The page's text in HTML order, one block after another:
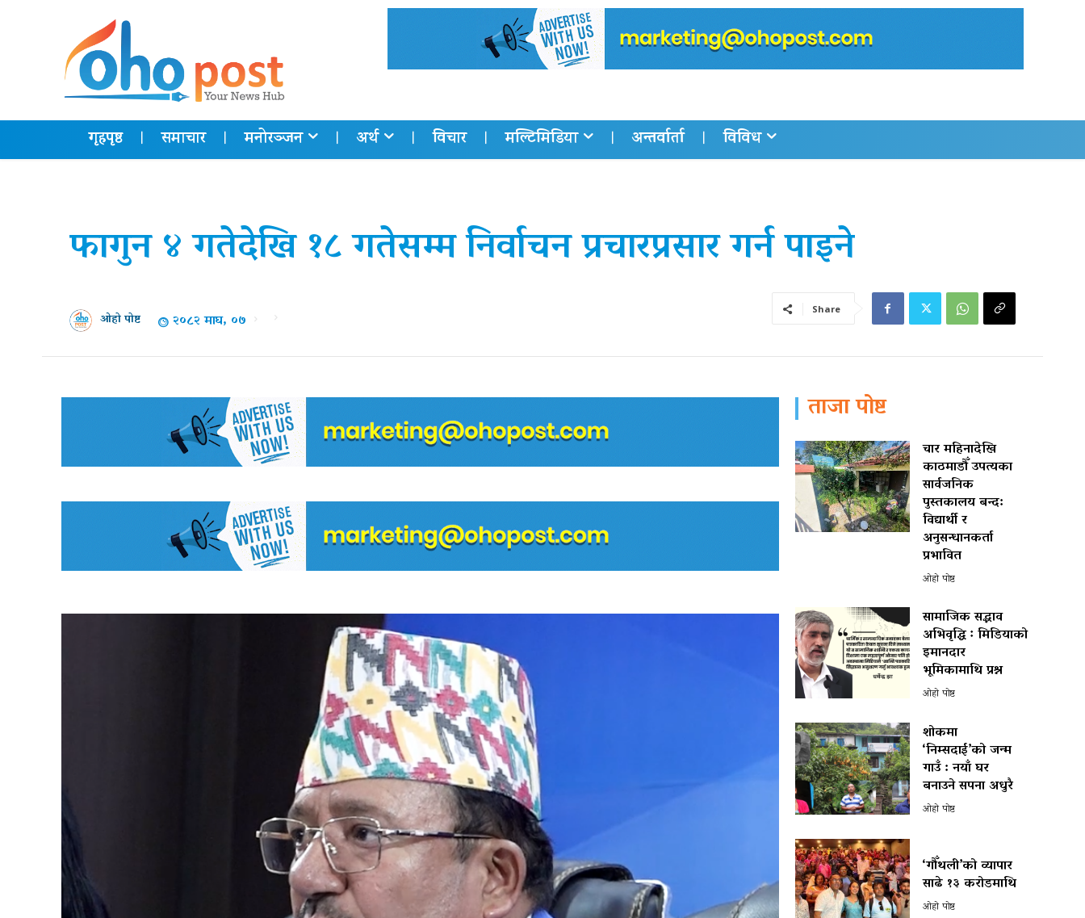
गृहपृष्ठ समाचार मनोरञ्जन अर्थ विचार मल्टिमिडिया अन्तर्वार्ता विविध
फागुन ४ गतेदेखि १८ गतेसम्म निर्वाचन प्रचारप्रसार गर्न पाइने
ओहो पोष्ट २०८२ माघ, ०७ Share
ताजा पोष्ट
चार महिनादेखि
काठमाडौँ उपत्यका
सार्वजनिक
पुस्तकालय बन्द:
विद्यार्थी र
अनुसन्धानकर्ता
प्रभावित
ओहो पोष्ट
सामाजिक सद्भाव
अभिवृद्धि ः मिडियाको
इमानदार
भूमिकामाथि प्रश्न
ओहो पोष्ट
शोकमा
‘निम्सदाई’को जन्म
गाउँ : नयाँ घर
बनाउने सपना अधुरै
ओहो पोष्ट
‘गौँथली’को व्यापार
साढे १३ करोडमाथि
ओहो पोष्ट